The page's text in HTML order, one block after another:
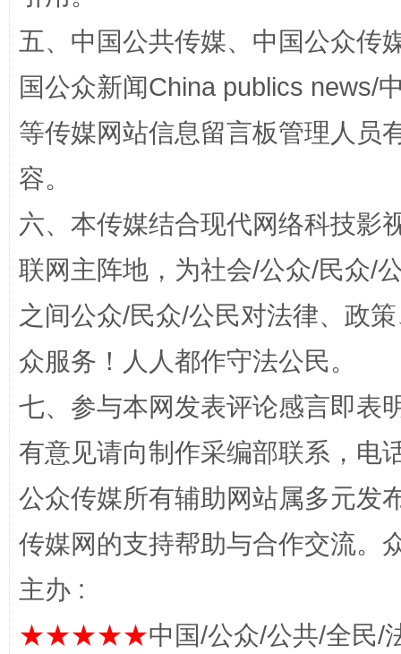
扯下公款旅游的“隐身衣” 如何以
“蜀中异人”王建安的艺术幻境
五、中国公共传媒、中国公众传
国公众新闻China publics news/
等传媒网站信息留言板管理人员
容。
六、本传媒结合现代网络科技影
联网主阵地，为社会/公众/民众/
之间公众/民众/公民对法律、政
众服务！人人都作守法公民。
七、参与本网发表评论感言即表
有意见请向制作采编部联系，电
公众传媒所有辅助网站属多元发
传媒网的支持帮助与合作交流。
主办 :
★★★★★中国/公众/公共/全民/